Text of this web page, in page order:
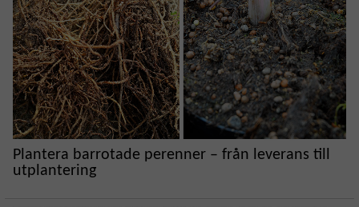
Plantera barrotade perenner – från leverans till
utplantering